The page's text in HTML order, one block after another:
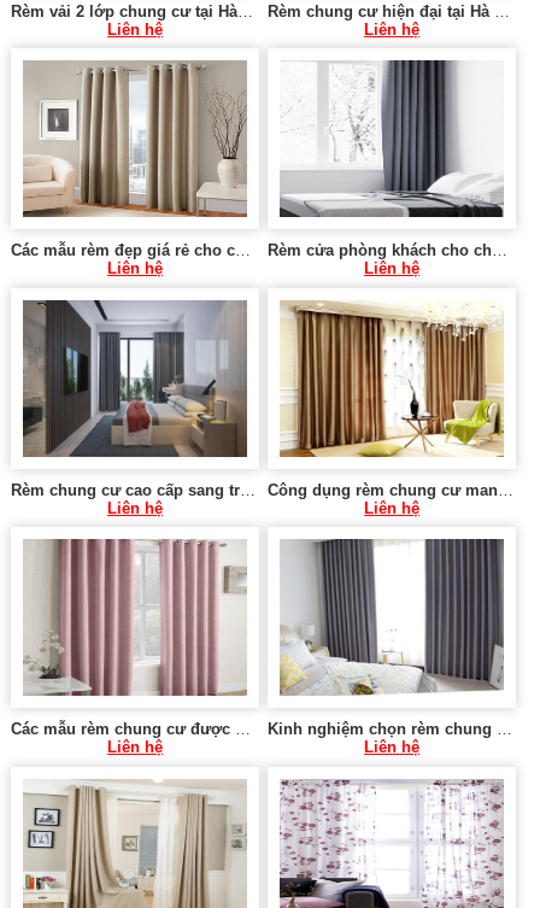
Rèm vải 2 lớp chung cư tại Hà Cầu, Hà Đông
Liên hệ
Liên hệ
Các mẫu rèm đẹp giá rẻ cho chung cư tại Hà Nội 0975 765 295 SK579
Liên hệ
Rèm cửa phòng khách cho chung cư tại Hà Nội 0975 765 295 SK581
Liên hệ
Rèm chung cư cao cấp sang trọng tại Hà Nội 0975 765 295 KT580
Liên hệ
Công dụng rèm chung cư mang lại 0975 765 295 MT021
Liên hệ
Các mẫu rèm chung cư được yêu thích 0975 765 295 SK583
Liên hệ
Kinh nghiệm chọn rèm chung cư vừa và nhỏ 0975 765 295 SK584
Liên hệ